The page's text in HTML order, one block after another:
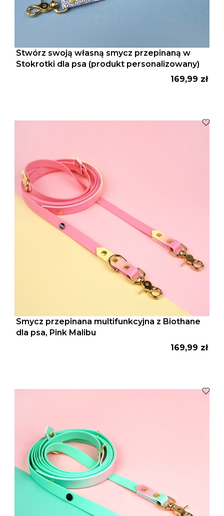
Stwórz swoją własną smycz przepinaną w
Stokrotki dla psa (produkt personalizowany)
Cena
169,99 zł
Smycz przepinana multifunkcyjna z Biothane
dla psa, Pink Malibu
Cena
169,99 zł